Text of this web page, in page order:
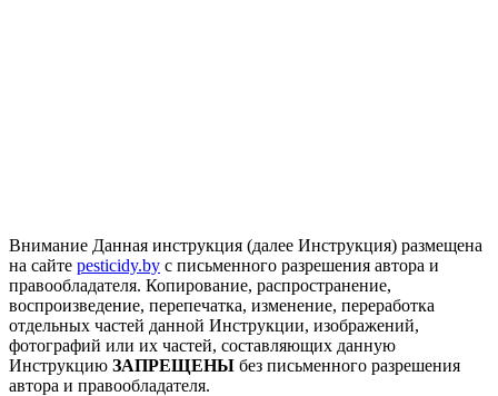
Внимание Данная инструкция (далее Инструкция) размещена
на сайте pesticidy.by с письменного разрешения автора и
правообладателя. Копирование, распространение,
воспроизведение, перепечатка, изменение, переработка
отдельных частей данной Инструкции, изображений,
фотографий или их частей, составляющих данную
Инструкцию ЗАПРЕЩЕНЫ без письменного разрешения
автора и правообладателя.